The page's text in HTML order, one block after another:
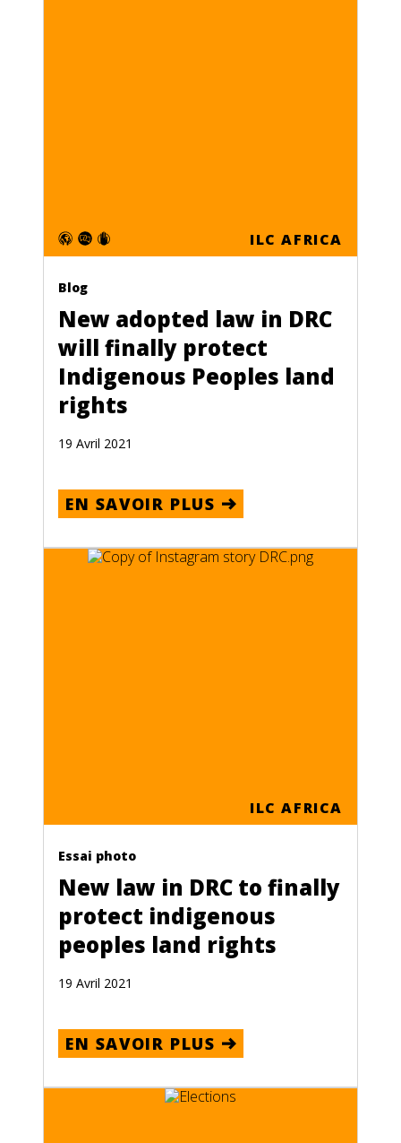
ILC AFRICA
Blog
New adopted law in DRC
will finally protect
Indigenous Peoples land
rights
19 Avril 2021
EN SAVOIR PLUS
ILC AFRICA
Essai photo
New law in DRC to finally
protect indigenous
peoples land rights
19 Avril 2021
EN SAVOIR PLUS